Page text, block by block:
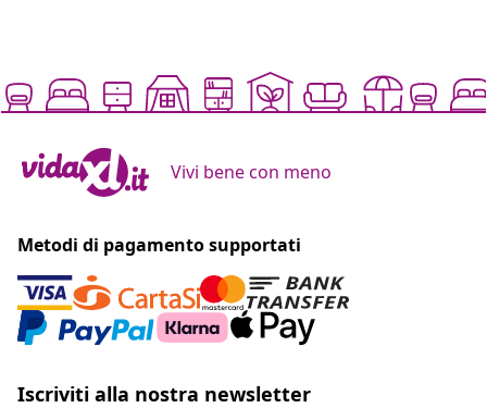
Vivi bene con meno
Metodi di pagamento supportati
Iscriviti alla nostra newsletter